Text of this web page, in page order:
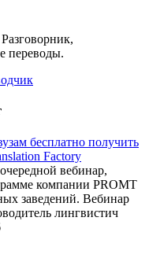
переводы.
бесплатно получить
Factory
вебинар,
компании PROMT
заведений. Вебинар
лингвистич